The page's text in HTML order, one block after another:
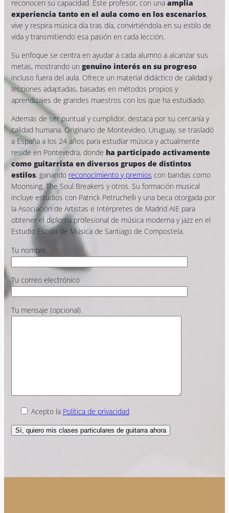
reconocen su capacidad. Este profesor, con unaamplia
experiencia tanto en el aula como en los escenarios,
vive y respira música día tras día, convirtiéndola en su estilo de
vida y transmitiendo esa pasión en cada lección.
Su enfoque se centra en ayudar a cada alumno a alcanzar sus
metas, mostrando ungenuino interés en su progreso
incluso fuera del aula. Ofrece un material didáctico de calidad y
lecciones adaptadas, basadas en métodos propios y
aprendizajes de grandes maestros con los que ha estudiado.
Además de ser puntual y cumplidor, destaca por su cercanía y
calidad humana. Originario de Montevideo, Uruguay, se trasladó
a España a los 24 años para estudiar música y actualmente
reside en Pontevedra, donde ha participado activamente
como guitarrista en diversos grupos de distintos
estilos, ganando reconocimiento y premios con bandas como
Moonsing, The Soul Breakers y otros. Su formación musical
incluye estudios con Patrick Petruchelli y una beca otorgada por
la Asociación de Artistas e Intérpretes de Madrid AIE para
obtener el diploma profesional de música moderna y jazz en el
Estudio Escola de Música de Santiago de Compostela.
Tu nombre
Tu correo electrónico
Tu mensaje (opcional)
Acepto la Política de privacidad